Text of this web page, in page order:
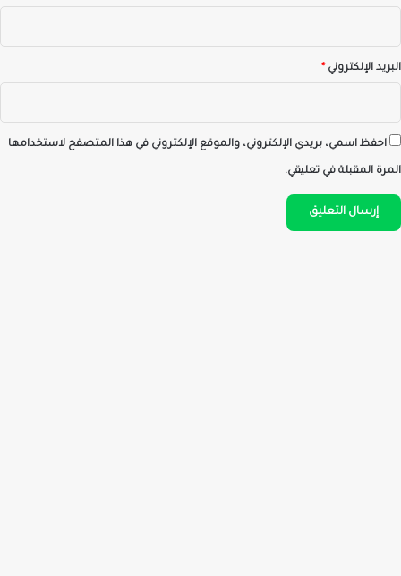
البريد الإلكتروني *
احفظ اسمي، بريدي الإلكتروني، والموقع الإلكتروني في هذا المتصفح لاستخدامها
المرة المقبلة في تعليقي.